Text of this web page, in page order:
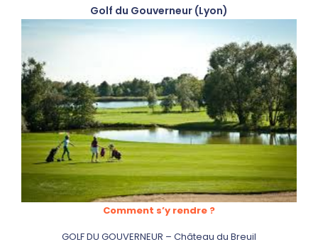
Golf du Gouverneur (Lyon)
Comment s’y rendre ?
GOLF DU GOUVERNEUR – Château du Breuil